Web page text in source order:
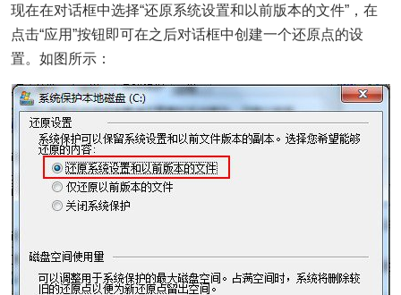
现在在对话框中选择“还原系统设置和以前版本的文件”，在
点击“应用”按钮即可在之后对话框中创建一个还原点的设
置。如图所示：